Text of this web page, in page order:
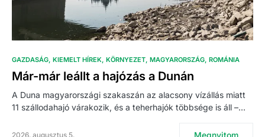
GAZDASÁG KIEMELT HÍREK KÖRNYEZET MAGYARORSZÁG ROMÁNIA
Már-már leállt a hajózás a Dunán
A Duna magyarországi szakaszán az alacsony vízállás miatt
11 szállodahajó várakozik, és a teherhajók többsége is áll –…
2026. augusztus 5. Megnyitom